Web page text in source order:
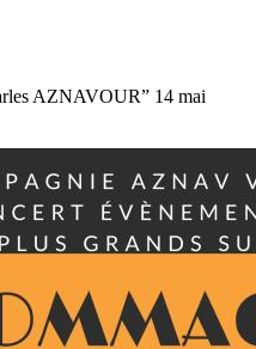
AZNAVOUR” 14 mai